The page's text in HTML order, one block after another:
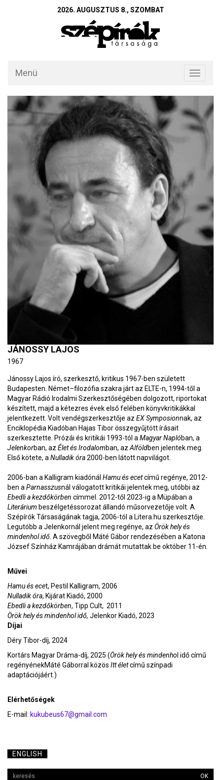
2026. AUGUSZTUS 8., SZOMBAT
Toggle
Menü
JÁNOSSY LAJOS
1967
Jánossy Lajos író, szerkesztő, kritikus 1967-ben született
Budapesten. Német–filozófia szakra járt az ELTE-n, 1994-től a
Magyar Rádió Irodalmi Szerkesztőségében dolgozott, riportokat
készített, majd a kétezres évek első felében könyvkritikákkal
jelentkezett. Volt vendégszerkesztője az EX Symposionnak, az
Enciklopédia Kiadóban Hajas Tibor összegyűjtött írásait
szerkesztette. Prózái és kritikái 1993-tól a Magyar Naplóban, a
Jelenkorban, az Élet és Irodalomban, az Alföldben jelentek meg.
Első kötete, a Nulladik óra2000-ben látott napvilágot.
2006-ban a Kalligram kiadónál Hamu és ecetcímű regénye, 2012-
ben a Parnasszusnál válogatott kritikái jelentek meg, utóbbi az
Ebedli a kezdőkörben címmel. 2012-től 2023-ig a Müpában a
Literárium beszélgetéssorozat állandó műsorvezetője volt. A
Szépírók Társaságának tagja, 2006-tól a Litera.hu szerkesztője.
Legutóbb a Jelenkornál jelent meg regénye, az Örök hely és
mindenhol idő . A szövegből Máté Gábor rendezésében a Katona
József Színház Kamrájában drámát mutattak be október 11-én.
Művei
Hamu és ecet, PestiI Kalligram, 2006
Nulladik óra, Kijárat Kiadó, 2000
Ebedli a kezdőkörben, Tipp Cult, 2011
Örök hely és mindenhol idő, Jelenkor Kiadó, 2023
Díjai
Déry Tibor-díj, 2024
Kortárs Magyar Dráma-díj, 2025 (Örök hely és mindenhol idő című
regényénekMáté Gáborral közös Itt életcímű színpadi
adaptációjáért.)
Elérhetőségek
E-mail: kukubeus67@gmail.com
ENGLISH
OK